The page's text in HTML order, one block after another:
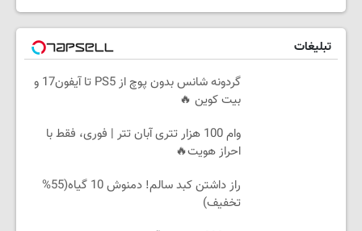
تبلیغات
گردونه شانس بدون پوچ از PS5 تا آیفون17 و
بیت کوین 🔥
وام 100 هزار تتری آبان تتر | فوری، فقط با
احراز هویت🔥
راز داشتن کبد سالم! دمنوش 10 گیاه(55%
تخفیف)